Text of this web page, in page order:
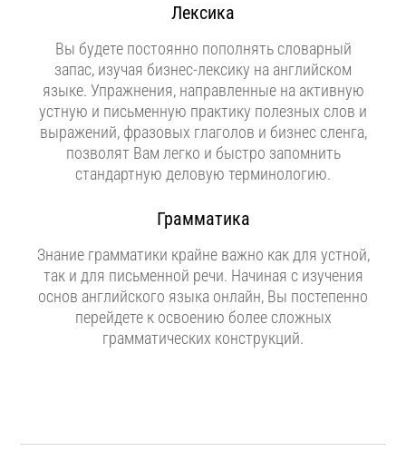
Лексика
Вы будете постоянно пополнять словарный
запас, изучая бизнес-лексику на английском
языке. Упражнения, направленные на активную
устную и письменную практику полезных слов и
выражений, фразовых глаголов и бизнес сленга,
позволят Вам легко и быстро запомнить
стандартную деловую терминологию.
Грамматика
Знание грамматики крайне важно как для устной,
так и для письменной речи. Начиная с изучения
основ английского языка онлайн, Вы постепенно
перейдете к освоению более сложных
грамматических конструкций.